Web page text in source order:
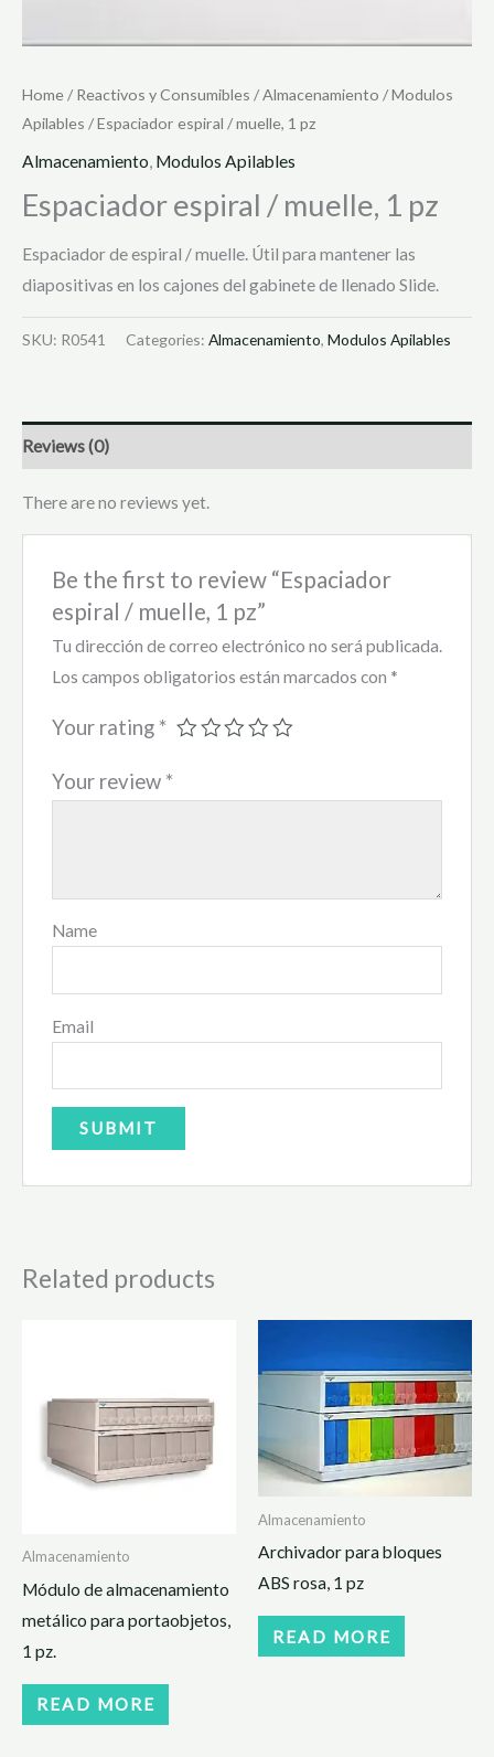
Home/Reactivos y Consumibles /Almacenamiento /Modulos
Apilables / Espaciador espiral / muelle, 1 pz
Almacenamiento, Modulos Apilables
Espaciador espiral / muelle, 1 pz
Espaciador de espiral / muelle. Útil para mantener las
diapositivas en los cajones del gabinete de llenado Slide.
SKU: R0541 Categories: Almacenamiento, Modulos Apilables
Reviews (0)
There are no reviews yet.
Be the first to review “Espaciador
espiral / muelle, 1 pz”
Tu dirección de correo electrónico no será publicada.
Los campos obligatorios están marcados con *
Your rating *
Your review *
Name
Email
Related products
Almacenamiento
Módulo de almacenamiento
metálico para portaobjetos,
1 pz.
READ MORE
Almacenamiento
Archivador para bloques
ABS rosa, 1 pz
READ MORE